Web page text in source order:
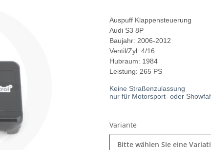
Auspuff Klappensteuerung
Audi S3 8P
Baujahr: 2006-2012
Ventil/Zyl: 4/16
Hubraum: 1984
Leistung: 265 PS
Keine Straßenzulassung
nur für Motorsport- oder
Variante
Bitte wählen Sie eine